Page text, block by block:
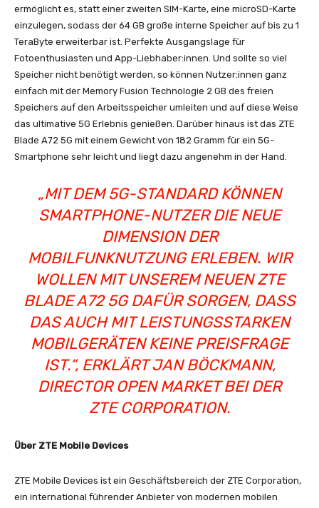
ermöglicht es, statt einer zweiten SIM-Karte, eine microSD-Karte
einzulegen, sodass der 64 GB große interne Speicher auf bis zu 1
TeraByte erweiterbar ist. Perfekte Ausgangslage für
Fotoenthusiasten und App-Liebhaber:innen. Und sollte so viel
Speicher nicht benötigt werden, so können Nutzer:innen ganz
einfach mit der Memory Fusion Technologie 2 GB des freien
Speichers auf den Arbeitsspeicher umleiten und auf diese Weise
das ultimative 5G Erlebnis genießen. Darüber hinaus ist das ZTE
Blade A72 5G mit einem Gewicht von 182 Gramm für ein 5G-
Smartphone sehr leicht und liegt dazu angenehm in der Hand.
„MIT DEM 5G-STANDARD KÖNNEN
SMARTPHONE-NUTZER DIE NEUE
DIMENSION DER
MOBILFUNKNUTZUNG ERLEBEN. WIR
WOLLEN MIT UNSEREM NEUEN ZTE
BLADE A72 5G DAFÜR SORGEN, DASS
DAS AUCH MIT LEISTUNGSSTARKEN
MOBILGERÄTEN KEINE PREISFRAGE
IST.“, ERKLÄRT JAN BÖCKMANN,
DIRECTOR OPEN MARKET BEI DER
ZTE CORPORATION.
Über ZTE Mobile Devices
ZTE Mobile Devices ist ein Geschäftsbereich der ZTE Corporation,
ein international führender Anbieter von modernen mobilen